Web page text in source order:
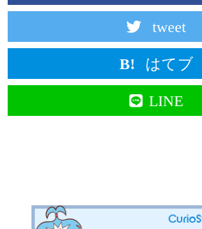
tweet
はてブ
LINE